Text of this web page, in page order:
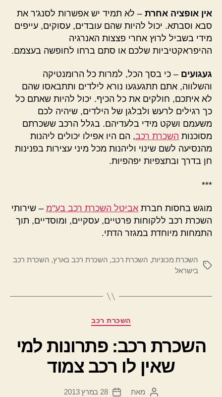
אין אופציה אחרת – לא תמיד יש אפשרות לסנג'ר את
סבא וסבתא. יכול להיות שהם עובדים, עסוקים, עייפים
מידי בשביל לרוץ אחרי פצצות האנרגיה
ההיפראקטיביות שלכם או סתם ברחו לחופשה בעצמם.
געגועים – כי בסך הכל, למרות כל הרומנטיקה
והשלווה, אתם תתגעגעו נורא לילדים ותתבאסו שהם
לא איתכם, חולקים את כל הכיף. יכול להיות שאתם כל
כך רגילים לרעש ולבלגן של הילדים, שיהיה לכם
משעמם ושקט מידי בלעדיהם. בגלל הרכב ששכרתם
מסוכנות השכרת רכב, הם היו אפילו יכולים ליהנות
מהנסיעה לשם שינוי וליהנות מכל מיני עצירות בפנינות
חן בדרך ובתצפיות יפהפיות.
***
מוגש בחסות חברת אביטל השכרת רכב בע"מ – שירותי
השכרת רכב ללקוחות פרטיים, עסקיים, ומוסדיים, תוך
התמחות מיוחדת במגזר הדתי.
תגיות
השכרת מכוניות, השכרת רכב, השכרת רכב בארץ, השכרת רכב
בישראל
קטגוריות
השכרת רכב
השכרת רכב: פתרונות למי
שאין לו רכב צמוד
המחבר
מאת
תאריך
28 במרץ 2013